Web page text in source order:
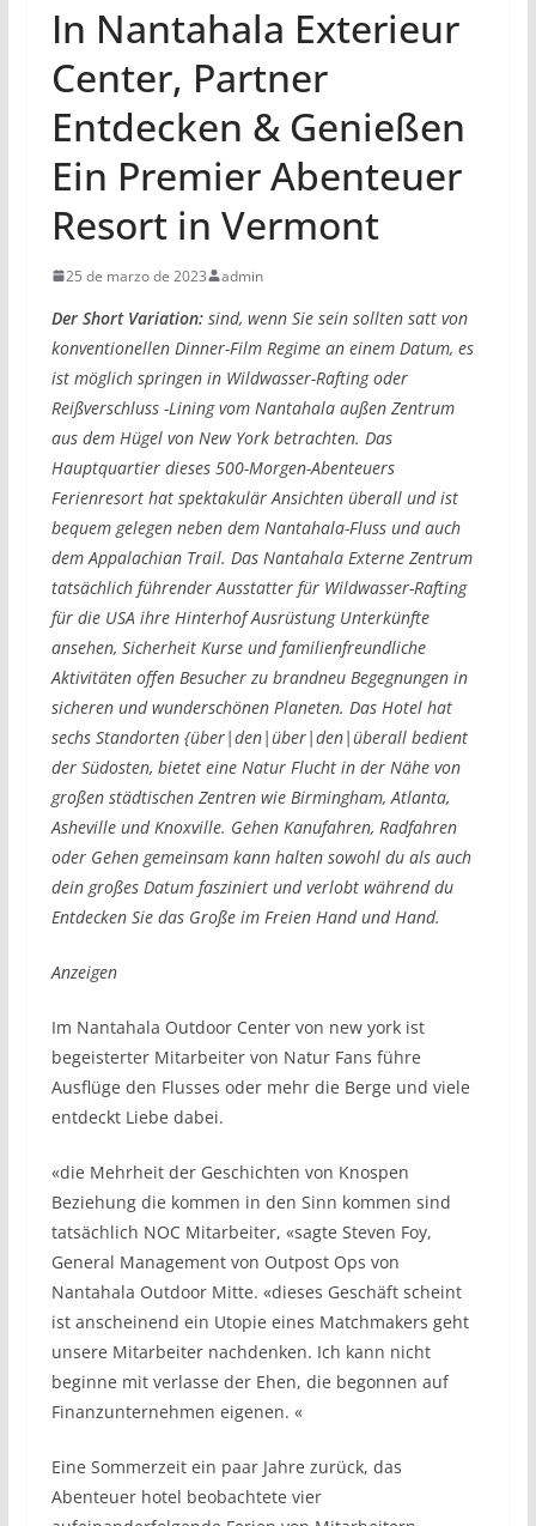
In Nantahala Exterieur
Center, Partner
Entdecken & Genießen
Ein Premier Abenteuer
Resort in Vermont
25 de marzo de 2023 admin
Der Short Variation: sind, wenn Sie sein sollten satt von
konventionellen Dinner-Film Regime an einem Datum, es
ist möglich springen in Wildwasser-Rafting oder
Reißverschluss -Lining vom Nantahala außen Zentrum
aus dem Hügel von New York betrachten. Das
Hauptquartier dieses 500-Morgen-Abenteuers
Ferienresort hat spektakulär Ansichten überall und ist
bequem gelegen neben dem Nantahala-Fluss und auch
dem Appalachian Trail. Das Nantahala Externe Zentrum
tatsächlich führender Ausstatter für Wildwasser-Rafting
für die USA ihre Hinterhof Ausrüstung Unterkünfte
ansehen, Sicherheit Kurse und familienfreundliche
Aktivitäten offen Besucher zu brandneu Begegnungen in
sicheren und wunderschönen Planeten. Das Hotel hat
sechs Standorten {über|den|über|den|überall bedient
der Südosten, bietet eine Natur Flucht in der Nähe von
großen städtischen Zentren wie Birmingham, Atlanta,
Asheville und Knoxville. Gehen Kanufahren, Radfahren
oder Gehen gemeinsam kann halten sowohl du als auch
dein großes Datum fasziniert und verlobt während du
Entdecken Sie das Große im Freien Hand und Hand.
Anzeigen
Im Nantahala Outdoor Center von new york ist
begeisterter Mitarbeiter von Natur Fans führe
Ausflüge den Flusses oder mehr die Berge und viele
entdeckt Liebe dabei.
«die Mehrheit der Geschichten von Knospen
Beziehung die kommen in den Sinn kommen sind
tatsächlich NOC Mitarbeiter, «sagte Steven Foy,
General Management von Outpost Ops von
Nantahala Outdoor Mitte. «dieses Geschäft scheint
ist anscheinend ein Utopie eines Matchmakers geht
unsere Mitarbeiter nachdenken. Ich kann nicht
beginne mit verlasse der Ehen, die begonnen auf
Finanzunternehmen eigenen. «
Eine Sommerzeit ein paar Jahre zurück, das
Abenteuer hotel beobachtete vier